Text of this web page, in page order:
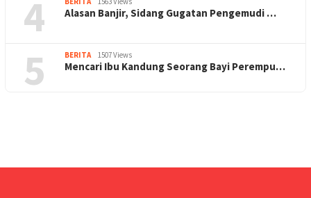
4 Alasan Banjir, Sidang Gugatan Pengemudi …
5 BERITA 1507 Views
Mencari Ibu Kandung Seorang Bayi Perempu…